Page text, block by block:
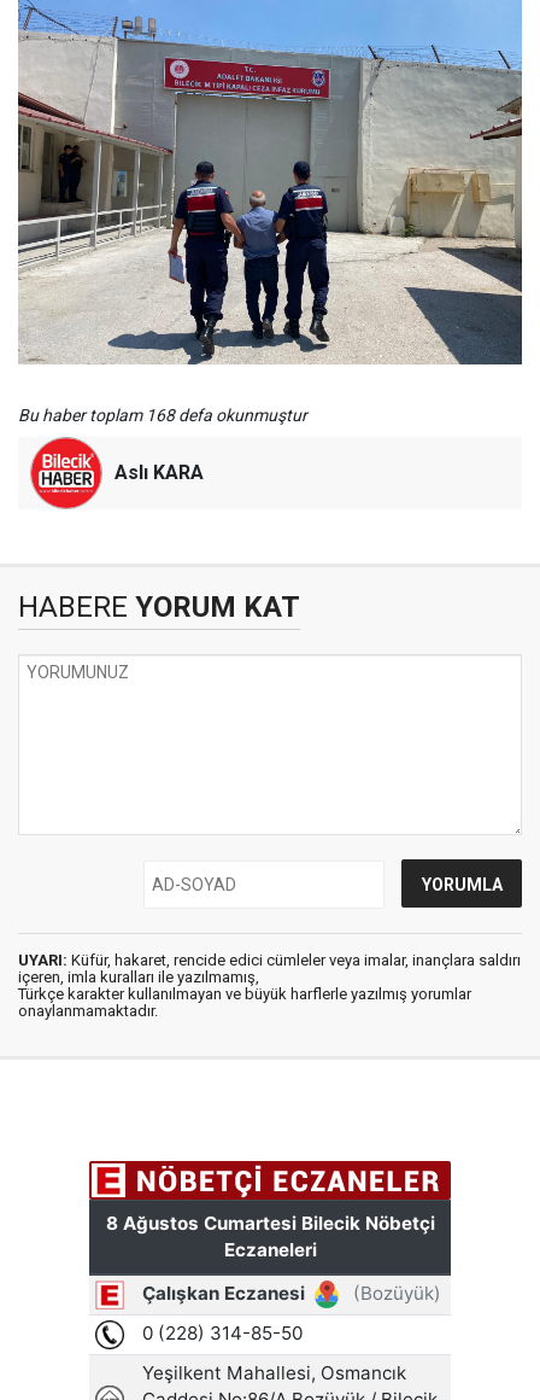
Bu haber toplam 168 defa okunmuştur
Aslı KARA
HABERE YORUM KAT
UYARI: Küfür, hakaret, rencide edici cümleler veya imalar, inançlara saldırı
içeren, imla kuralları ile yazılmamış,
Türkçe karakter kullanılmayan ve büyük harflerle yazılmış yorumlar
onaylanmamaktadır.